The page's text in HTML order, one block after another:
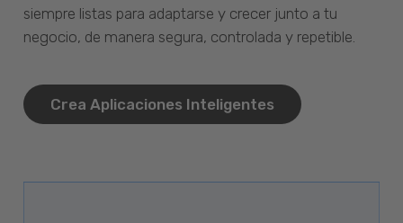
siempre listas para adaptarse y crecer junto a tu
negocio, de manera segura, controlada y repetible.
Crea Aplicaciones Inteligentes